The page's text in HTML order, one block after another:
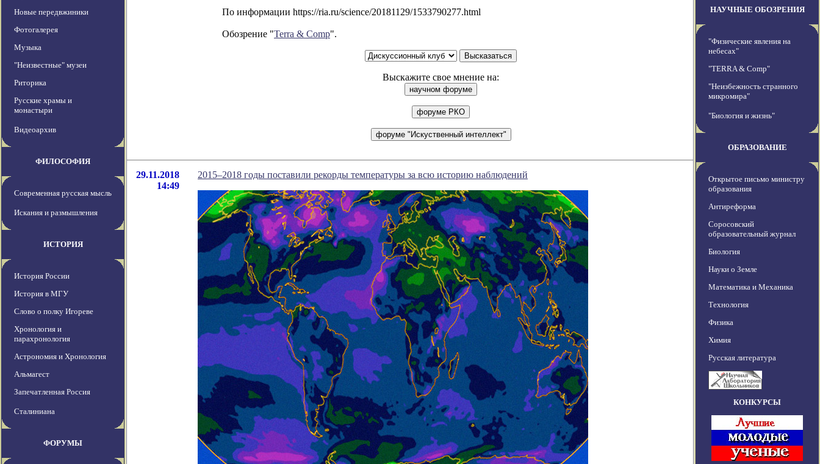
Новые передвжиники
Фотогалерея
Музыка
"Неизвестные" музеи
Риторика
Русские храмы и
монастыри
Видеоархив
ФИЛОСОФИЯ
Современная русская мысль
Искания и размышления
ИСТОРИЯ
История России
История в МГУ
Слово о полку Игореве
Хронология и
парахронология
Астрономия и Хронология
Альмагест
Запечатленная Россия
Сталиниана
ФОРУМЫ
По информации https://ria.ru/science/20181129/1533790277.html
Обозрение "Terra & Comp".
Выскажите свое мнение на:
29.11.2018
14:49
2015–2018 годы поставили рекорды температуры за всю историю наблюдений
НАУЧНЫЕ ОБОЗРЕНИЯ
"Физические явления на
небесах"
"TERRA & Comp"
"Неизбежность странного
микромира"
"Биология и жизнь"
ОБРАЗОВАНИЕ
Открытое письмо министру
образования
Антиреформа
Соросовский
образовательный журнал
Биология
Науки о Земле
Математика и Механика
Технология
Физика
Химия
Русская литература
КОНКУРСЫ